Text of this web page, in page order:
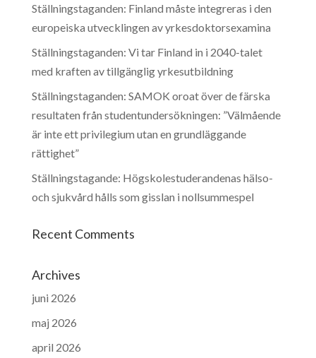
Ställningstaganden: Finland måste integreras i den
europeiska utvecklingen av yrkesdoktorsexamina
Ställningstaganden: Vi tar Finland in i 2040-talet
med kraften av tillgänglig yrkesutbildning
Ställningstaganden: SAMOK oroat över de färska
resultaten från studentundersökningen: ”Välmående
är inte ett privilegium utan en grundläggande
rättighet”
Ställningstagande: Högskolestuderandenas hälso-
och sjukvård hålls som gisslan i nollsummespel
Recent Comments
Archives
juni 2026
maj 2026
april 2026